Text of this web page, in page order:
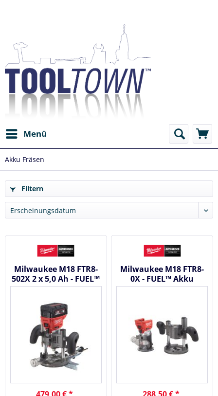
Menü
Akku Fräsen
Filtern
Milwaukee M18 FTR8-
502X 2 x 5,0 Ah - FUEL™
Akku Kantenfräse 18V
Milwaukee M18 FTR8-
0X - FUEL™ Akku
Kantenfräse 18V